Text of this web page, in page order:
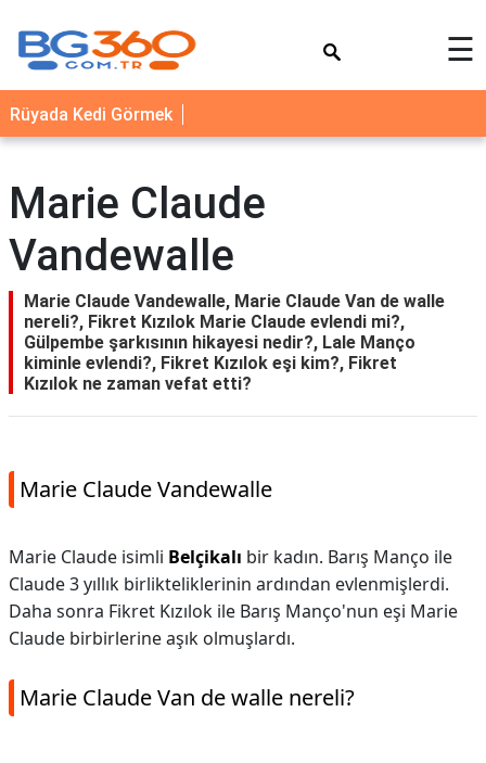
YEMEK
TARİFLERİ
NEDİR
FAYDALARI
İLETİŞİM
☰
Rüyada Kedi Görmek
Marie Claude
Vandewalle
Marie Claude Vandewalle, Marie Claude Van de walle
nereli?, Fikret Kızılok Marie Claude evlendi mi?,
Gülpembe şarkısının hikayesi nedir?, Lale Manço
kiminle evlendi?, Fikret Kızılok eşi kim?, Fikret
Kızılok ne zaman vefat etti?
Marie Claude Vandewalle
Marie Claude isimli Belçikalı bir kadın. Barış Manço ile
Claude 3 yıllık birlikteliklerinin ardından evlenmişlerdi.
Daha sonra Fikret Kızılok ile Barış Manço'nun eşi Marie
Claude birbirlerine aşık olmuşlardı.
Marie Claude Van de walle nereli?